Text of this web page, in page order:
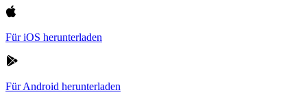
Für iOS herunterladen
Für Android herunterladen